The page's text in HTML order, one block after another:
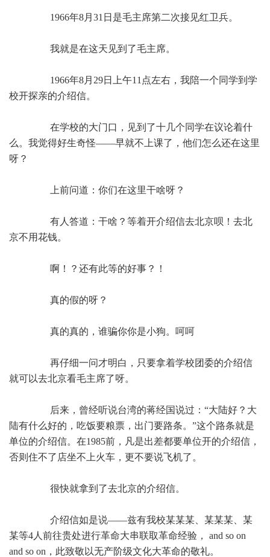
1966年8月31日是毛主席第二次接见红卫兵。
我就是在这天见到了毛主席。
1966年8月29日上午11点左右，我陪一个同学到学
校开探亲的介绍信。
在学校的大门口，见到了十几个同学在议论着什
么。我觉得好生奇怪——早就不上课了，他们怎么还在这里
呀？
上前问道：你们在这里干啥呀？
有人答道：干啥？等着开介绍信去北京呗！去北
京不用花钱。
啊！？还有此等的好事？！
真的假的呀？
真的真的，谁骗你你是小狗。呵呵
再仔细一问才明白，只要拿着学校团委的介绍信
就可以去北京看毛主席了呀。
后来，曾经听说台湾的蒋经国说过：“大陆好？大
陆有什么好的，吃饭要粮票，出门要路条。”这个路条就是
单位的介绍信。在1985前，凡是出差都要单位开的介绍信，
否则住不了店坐不上火车，更不要说飞机了。
很快就拿到了去北京的介绍信。
介绍信如是说——兹有我校某某某、某某某、某
某等4人前往贵处进行革命大串联取革命经验， and so on
and so on，此致敬以无产阶级文化大革命的敬礼。